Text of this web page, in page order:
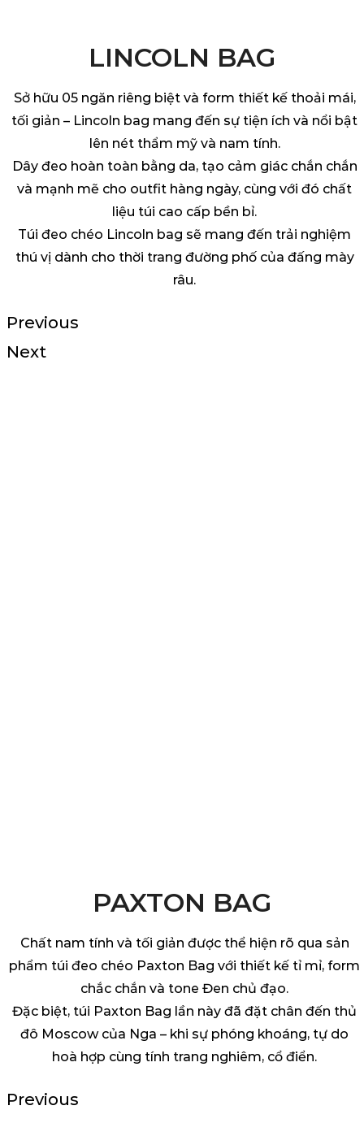
LINCOLN BAG
Sở hữu 05 ngăn riêng biệt và form thiết kế thoải mái,
tối giản – Lincoln bag mang đến sự tiện ích và nổi bật
lên nét thẩm mỹ và nam tính.
Dây đeo hoàn toàn bằng da, tạo cảm giác chắn chắn
và mạnh mẽ cho outfit hàng ngày, cùng với đó chất
liệu túi cao cấp bền bỉ.
Túi đeo chéo Lincoln bag sẽ mang đến trải nghiệm
thú vị dành cho thời trang đường phố của đấng mày
râu.
Previous
Next
PAXTON BAG
Chất nam tính và tối giản được thể hiện rõ qua sản
phẩm túi đeo chéo Paxton Bag với thiết kế tỉ mỉ, form
chắc chắn và tone Đen chủ đạo.
Đặc biệt, túi Paxton Bag lần này đã đặt chân đến thủ
đô Moscow của Nga – khi sự phóng khoáng, tự do
hoà hợp cùng tính trang nghiêm, cổ điển.
Previous